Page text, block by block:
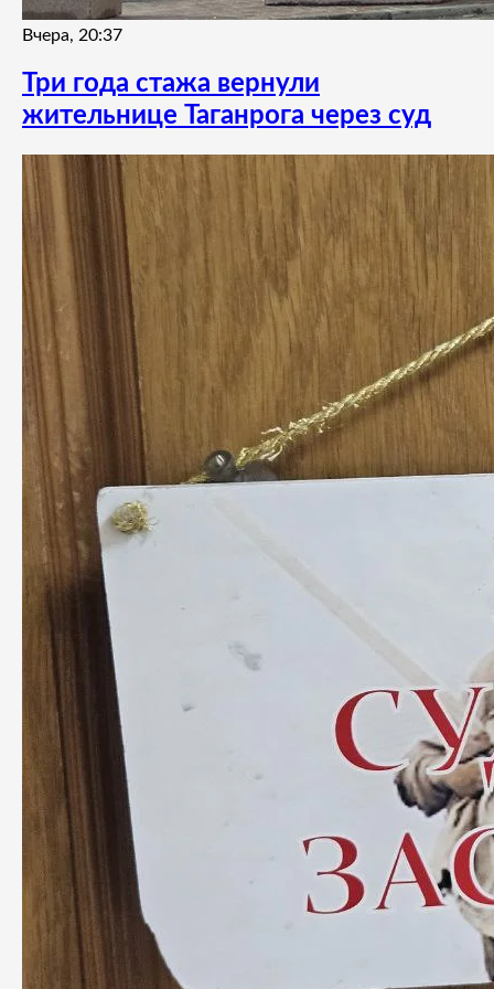
Вчера, 20:37
Три года стажа вернули
жительнице Таганрога через суд